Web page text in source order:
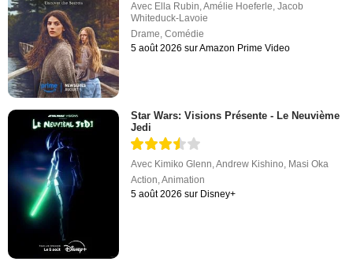
Avec Ella Rubin,Amélie Hoeferle,Jacob
Whiteduck-Lavoie
Drame,Comédie
5 août 2026 sur Amazon Prime Video
Star Wars: Visions Présente - Le Neuvième
Jedi
Avec Kimiko Glenn,Andrew Kishino, Masi Oka
Action,Animation
5 août 2026 sur Disney+